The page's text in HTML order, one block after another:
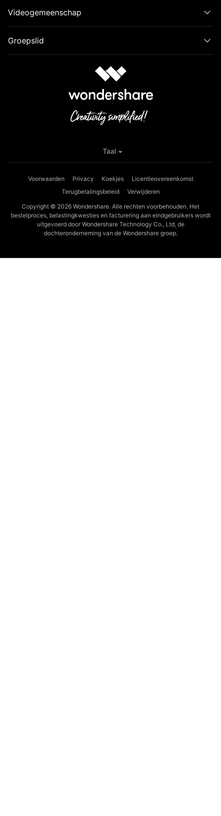
Videogemeenschap
Groepslid
Voorwaarden Privacy Koekjes
Licentieovereenkomst
Terugbetalingsbeleid
Verwijderen
Copyright © 2026 Wondershare. Alle rechten voorbehouden. Het
bestelproces, belastingkwesties en facturering aan eindgebruikers wordt
uitgevoerd door Wondershare Technology Co., Ltd, de
dochteronderneming van de Wondershare groep.
Taal